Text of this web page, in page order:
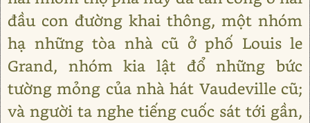
đầu con đường khai thông, một nhóm
hạ những tòa nhà cũ ở phố Louis le
Grand, nhóm kia lật đổ những bức
tường mỏng của nhà hát Vaudeville cũ;
và người ta nghe tiếng cuốc sát tới gần,